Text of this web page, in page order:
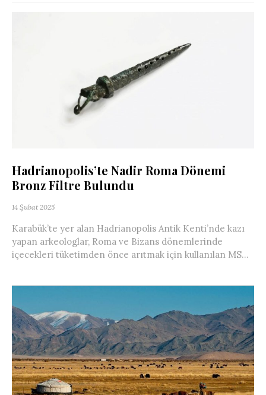
Hadrianopolis’te Nadir Roma Dönemi
Bronz Filtre Bulundu
14 Şubat 2025
Karabük’te yer alan Hadrianopolis Antik Kenti’nde kazı
yapan arkeologlar, Roma ve Bizans dönemlerinde
içecekleri tüketimden önce arıtmak için kullanılan MS...